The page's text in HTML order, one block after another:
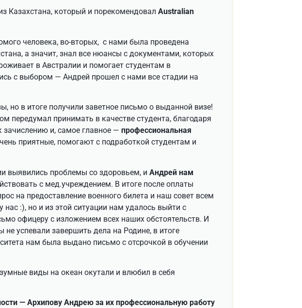
Казахстана, который и порекомендовалAustralian
человека, во-вторых, с нами была проведена
а значит, знал все нюансы с документами, которых
в Австралии и помогает студентам в
с выбором — Андрей прошел с нами все стадии на
но в итоге получили заветное письмо о выданной визе!
передумал принимать в качестве студента, благодаря
и, самое главное —профессиональная
приятные, помогают с подработкой студентам и
выявились проблемы со здоровьем, иАндрей нам
с мед.учреждением. В итоге после оплаты
на предоставление военного билета и наш совет всем
:), но и из этой ситуации нам удалось выйти с
офицеру с изложением всех наших обстоятельств. И
успевали завершить дела на Родине, в итоге
нам была выдано письмо с отсрочкой в обучении
виды на океан окутали и влюбил в себя
— Архипову Андрею за их профессиональную работу